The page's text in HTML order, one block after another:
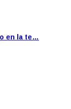
en la te…